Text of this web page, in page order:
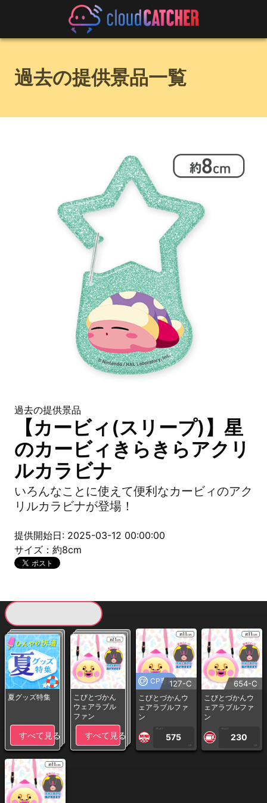
過去の提供景品一覧
過去の提供景品
【カービィ(スリープ)】星
のカービィきらきらアクリ
ルカラビナ
いろんなことに使えて便利なカービィのアク
リルカラビナが登場！
提供開始日: 2025-03-12 00:00:00
サイズ：約8cm
夏グッズ特集
すべて見る
こびとづかん
ウェアラブル
ファン
すべて見る
CP専用127-C
こびとづかんウ
ェアラブルファ
ン
1PLAY
575
CP
654-C
こびとづかんウ
ェアラブルファ
ン
1PLAY
230
CP